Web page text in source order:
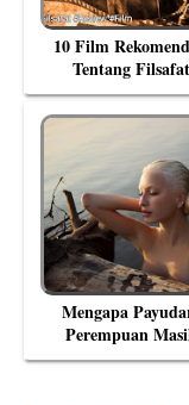
10 Film
Tentang Filsafat
Mengapa
Perempuan
Menjadi Objek